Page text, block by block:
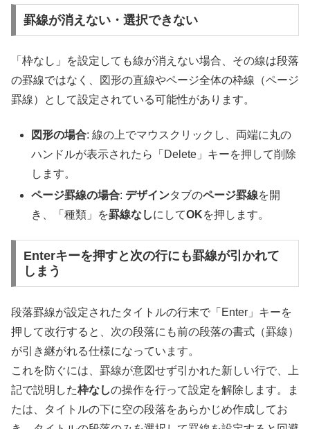
罫線が消えない・選択できない
「枠なし」を設定しても線が消えない場合、その線は段落
の罫線ではなく、図形の直線やページ全体の枠線（ページ
罫線）として設定されている可能性があります。
図形の場合: 線の上でマウスクリックし、両端に丸の
ハンドルが表示されたら「Delete」キーを押して削除
します。
ページ罫線の場合: デザインタブのページ罫線を開
き、「種類」を罫線なしにしてOKを押します。
Enterキーを押すと次の行にも罫線が引かれて
しまう
段落罫線が設定されたタイトルの行末で「Enter」キーを
押して改行すると、次の段落にも前の段落の書式（罫線）
が引き継がれる仕様になっています。
これを防ぐには、罫線が意図せず引かれた新しい行で、上
記で説明した枠なしの操作を行って設定を解除します。ま
たは、タイトルの下に空の段落をあらかじめ作成してお